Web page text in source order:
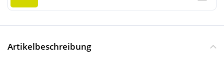
Artikelbeschreibung